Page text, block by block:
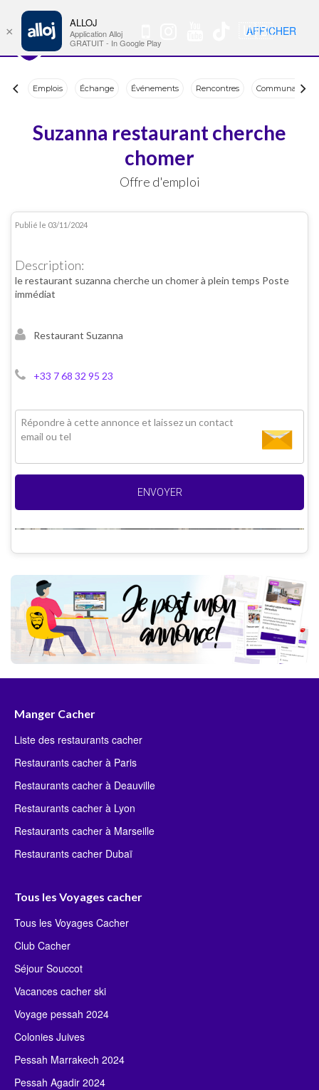
🇺🇸 Nav
Emplois Échange Événements Rencontres Communauté
Suzanna restaurant cherche
chomer
Offre d'emploi
Publié le 03/11/2024
Description:
le restaurant suzanna cherche un chomer à plein temps Poste
immédiat
Restaurant Suzanna
+33 7 68 32 95 23
ENVOYER
Manger Cacher
Liste des restaurants cacher
Restaurants cacher à Paris
Restaurants cacher à Deauville
Restaurants cacher à Lyon
Restaurants cacher à Marseille
Restaurants cacher Dubaï
Tous les Voyages cacher
Tous les Voyages Cacher
Club Cacher
Séjour Souccot
Vacances cacher ski
Voyage pessah 2024
Colonies Juives
Pessah Marrakech 2024
Pessah Agadir 2024
×
ALLOJ
Application Alloj
GRATUIT - In Google Play
AFFICHER